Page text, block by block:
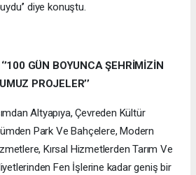
diye konuştu.
GÜN BOYUNCA ŞEHRİMİZİN
PROJELER’’
Altyapıya, Çevreden Kültür
Park Ve Bahçelere, Modern
Kırsal Hizmetlerden Tarım Ve
Fen İşlerine kadar geniş bir